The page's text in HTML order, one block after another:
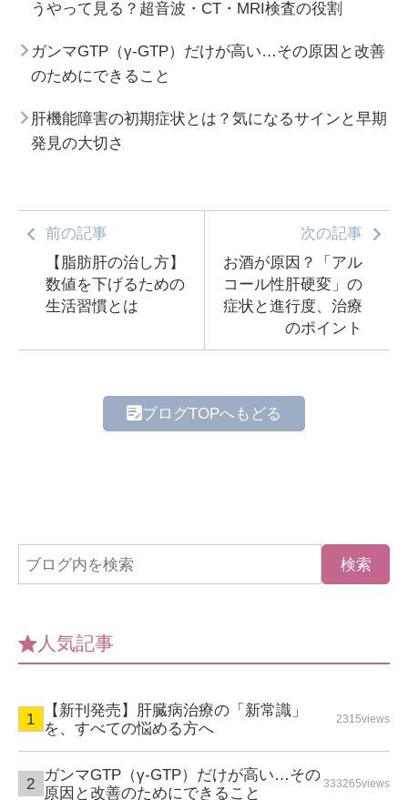
うやって見る？超音波・CT・MRI検査の役割
ガンマGTP（γ-GTP）だけが高い…その原因と改善
のためにできること
肝機能障害の初期症状とは？気になるサインと早期
発見の大切さ
前の記事
【脂肪肝の治し方】
数値を下げるための
生活習慣とは
次の記事
お酒が原因？「アル
コール性肝硬変」の
症状と進行度、治療
のポイント
ブログTOPへもどる
人気記事
【新刊発売】肝臓病治療の「新常識」
を、すべての悩める方へ
2315views
ガンマGTP（γ-GTP）だけが高い…その
原因と改善のためにできること
333265views